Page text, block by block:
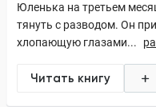
Юленька на третьем
тянуть с разводом. Он
хлопающую глазами...
Читать книгу